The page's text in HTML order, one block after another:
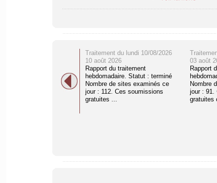
Traitement du lundi 10/08/2026
10 août 2026
Rapport du traitement
hebdomadaire. Statut : terminé
Nombre de sites examinés ce
jour : 112. Ces soumissions
gratuites ...
03 août
Rapport
Nombre
jour : 91.
gratuites